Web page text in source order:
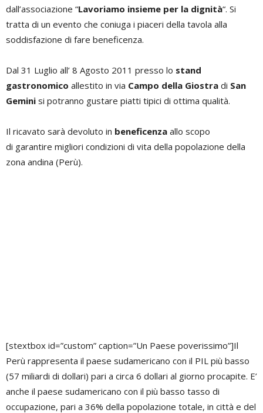
dall’associazione “Lavoriamo insieme per la dignità“. Si
tratta di un evento che coniuga i piaceri della tavola alla
soddisfazione di fare beneficenza.
Dal 31 Luglio all’ 8 Agosto 2011 presso lo stand
gastronomico allestito in via Campo della Giostra di San
Gemini si potranno gustare piatti tipici di ottima qualità.
Il ricavato sarà devoluto in beneficenza allo scopo
di garantire migliori condizioni di vita della popolazione della
zona andina (Perù).
[stextbox id=”custom” caption=”Un Paese poverissimo”]Il
Perù rappresenta il paese sudamericano con il PIL più basso
(57 miliardi di dollari) pari a circa 6 dollari al giorno procapite. E’
anche il paese sudamericano con il più basso tasso di
occupazione, pari a 36% della popolazione totale, in città e del